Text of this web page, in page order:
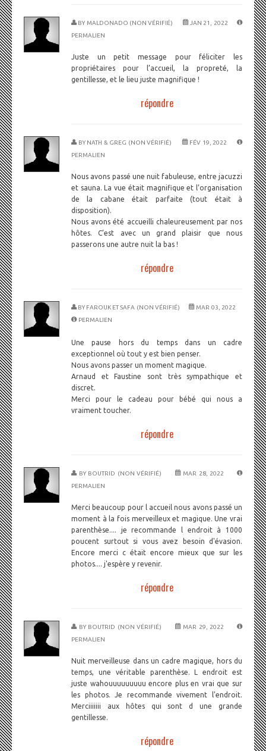
BY MALDONADO (NON VÉRIFIÉ)
JAN 21, 2022
PERMALIEN
Juste un petit message pour féliciter les
propriétaires pour l’accueil, la propreté, la
gentillesse, et le lieu juste magnifique !
répondre
BY NATH & GREG (NON VÉRIFIÉ)
FÉV 19, 2022
PERMALIEN
Nous avons passé une nuit fabuleuse, entre jacuzzi
et sauna. La vue était magnifique et l’organisation
de la cabane était parfaite (tout était à
disposition).
Nous avons été accueilli chaleureusement par nos
hôtes. C’est avec un grand plaisir que nous
passerons une autre nuit la bas !
répondre
BY FAROUK ET SAFA (NON VÉRIFIÉ)
MAR 03, 2022
PERMALIEN
Une pause hors du temps dans un cadre
exceptionnel où tout y est bien penser.
Nous avons passer un moment magique.
Arnaud et Faustine sont très sympathique et
discret.
Merci pour le cadeau pour bébé qui nous a
vraiment toucher.
répondre
BY BOUTRID (NON VÉRIFIÉ)
MAR 28, 2022
PERMALIEN
Merci beaucoup pour l accueil nous avons passé un
moment à la fois merveilleux et magique. Une vrai
parenthèse.... je recommande l endroit à 1000
poucent surtout si vous avez besoin d'évasion.
Encore merci c était encore mieux que sur les
photos.... j'espère y revenir.
répondre
BY BOUTRID (NON VÉRIFIÉ)
MAR 29, 2022
PERMALIEN
Nuit merveilleuse dans un cadre magique, hors du
temps, une véritable parenthèse. L endroit est
juste wahouuuuuuuuu encore plus en vrai que sur
les photos. Je recommande vivement l'endroit.
Merciiiiiii aux hôtes qui sont d une grande
gentillesse.
répondre